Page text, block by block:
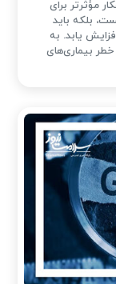
مؤثرتر برای
بلکه باید
یابد. به
بیماری‌های